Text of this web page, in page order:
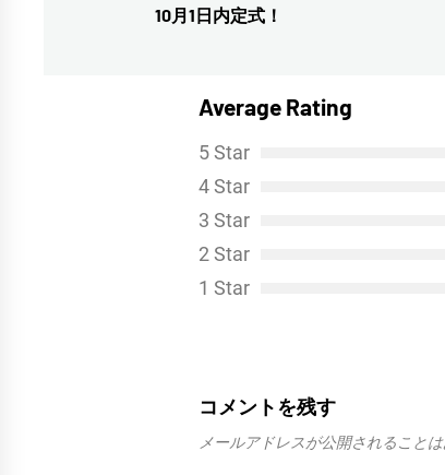
稿
前
10月1日内定式！
Average Rating
5 Star
4 Star
3 Star
2 Star
1 Star
コメントを残す
メールアドレスが公開されることは